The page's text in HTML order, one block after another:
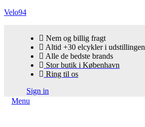
Velo94
Nem og billig fragt
Altid +30 elcykler i udstillingen
Alle de bedste brands
Stor butik i København
Ring til os
Sign in
Menu